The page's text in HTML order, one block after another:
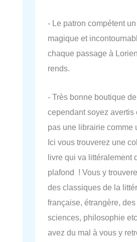
- Le patron compétent
magique et
chaque passage à
rends.
- Très bonne boutique
cependant soyez avertis
pas une librairie comme
Ici vous trouverez une
livre qui va littéralement
plafond ! Vous y
des classiques de la
française, étrangère,
sciences, philosophie
avez du mal à vous y